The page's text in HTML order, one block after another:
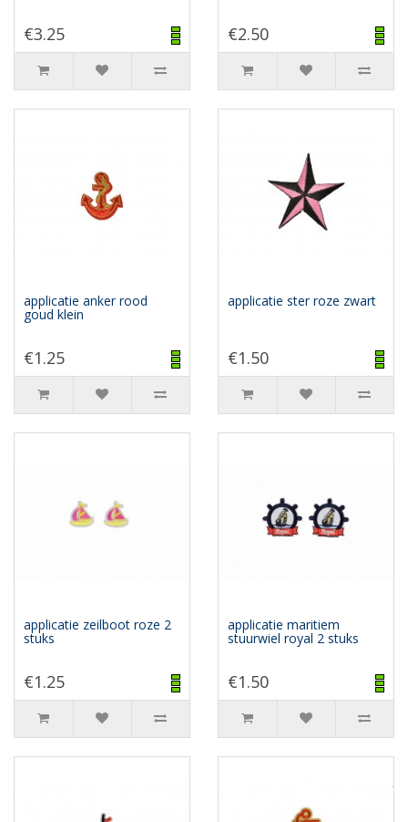
€3.25 €2.50
applicatie anker rood
goud klein
€1.25
applicatie ster roze zwart
€1.50
applicatie zeilboot roze 2
stuks
€1.25
applicatie maritiem
stuurwiel royal 2 stuks
€1.50